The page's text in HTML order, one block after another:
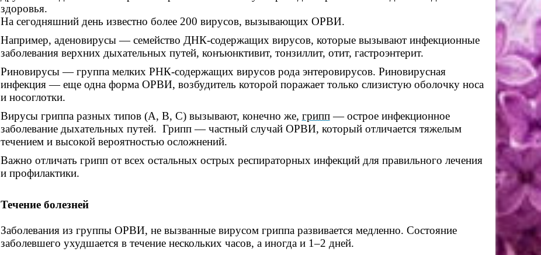
здоровья.
На сегодняшний день известно более 200 вирусов, вызывающих ОРВИ.
Например, аденовирусы — семейство ДНК-содержащих вирусов, которые вызывают инфекционные
заболевания верхних дыхательных путей, конъюнктивит, тонзиллит, отит, гастроэнтерит.
Риновирусы — группа мелких РНК-содержащих вирусов рода энтеровирусов. Риновирусная
инфекция — еще одна форма ОРВИ, возбудитель которой поражает только слизистую оболочку носа
и носоглотки.
Вирусы гриппа разных типов (А, В, С) вызывают, конечно же, грипп— острое инфекционное
заболевание дыхательных путей. Грипп — частный случай ОРВИ, который отличается тяжелым
течением и высокой вероятностью осложнений.
Важно отличать грипп от всех остальных острых респираторных инфекций для правильного лечения
и профилактики.
Течение болезней
Заболевания из группы ОРВИ, не вызванные вирусом гриппа развивается медленно. Состояние
заболевшего ухудшается в течение нескольких часов, а иногда и 1–2 дней.